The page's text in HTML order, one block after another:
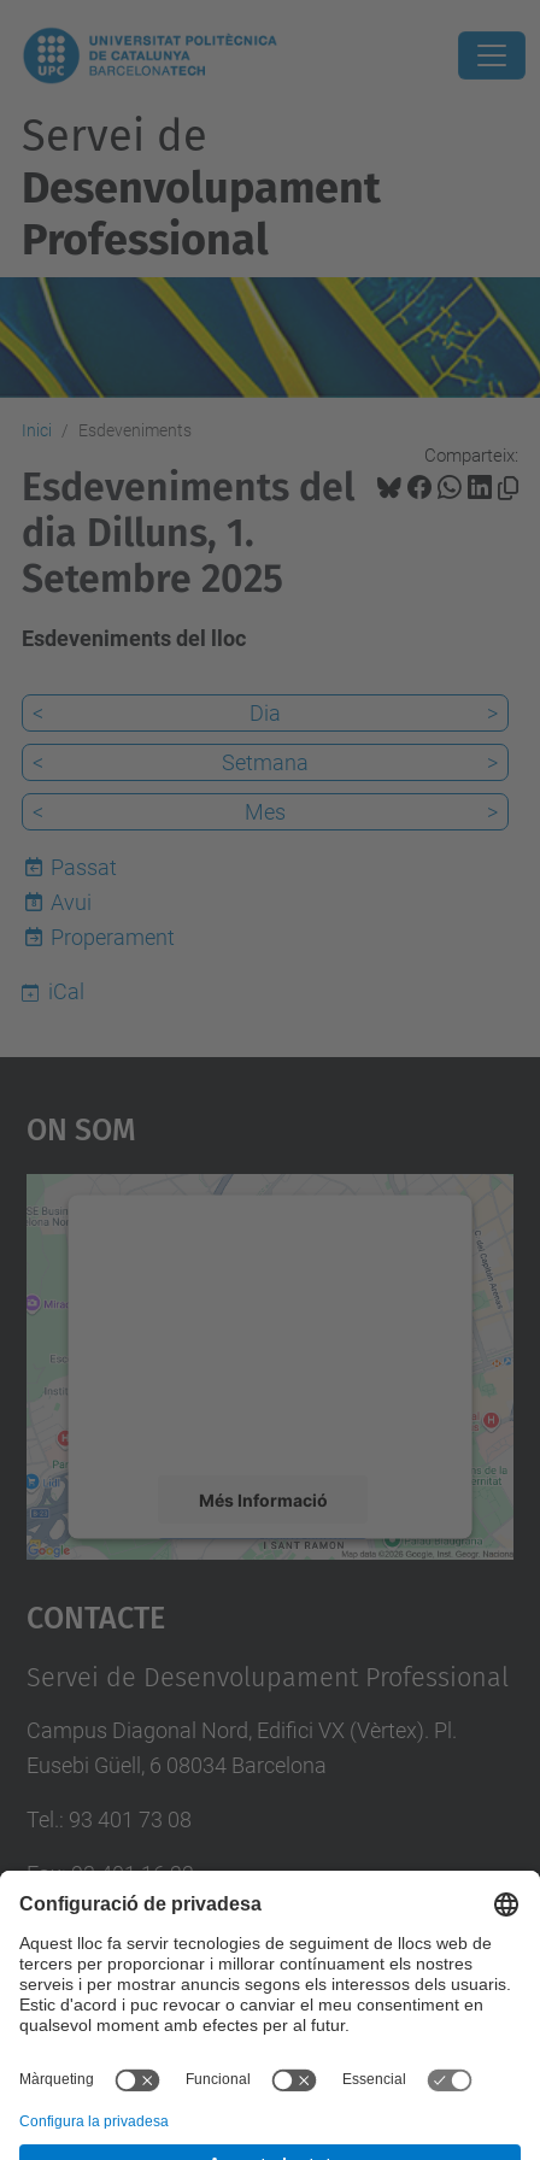
Servei de
Desenvolupament
Professional
Inici Esdeveniments
Comparteix:
Esdeveniments del
dia Dilluns, 1.
Setembre 2025
Esdeveniments del lloc
< Dia
>
<
Setmana
>
<
Mes >
Passat
8
Avui
Properament
iCal
On Som
Més Informació
Accepta
powered by
Contacte
Servei de Desenvolupament Professional
Campus Diagonal Nord, Edifici VX (Vèrtex). Pl.
Eusebi Güell, 6 08034 Barcelona
Tel. : 93 401 73 08
Fax:93 401 16 22
Directori UPC
Formulari de contacte